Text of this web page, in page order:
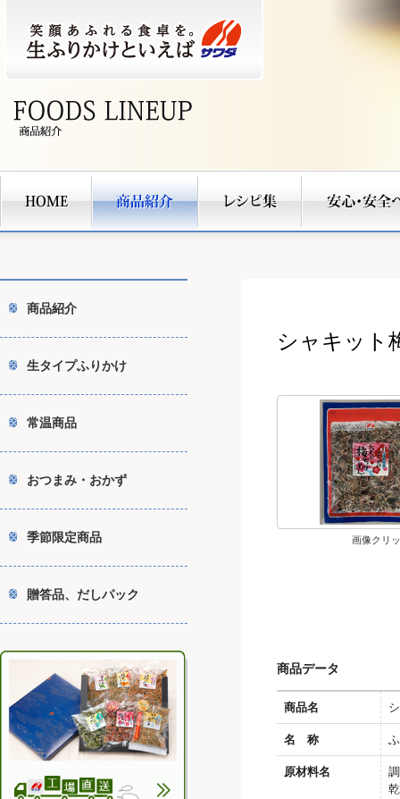
商品紹介
生タイプふりかけ
常温商品
おつまみ・おかず
季節限定商品
贈答品、だしパック
シャキット
画像クリ
商品データ
商品名
名 称
原材料名